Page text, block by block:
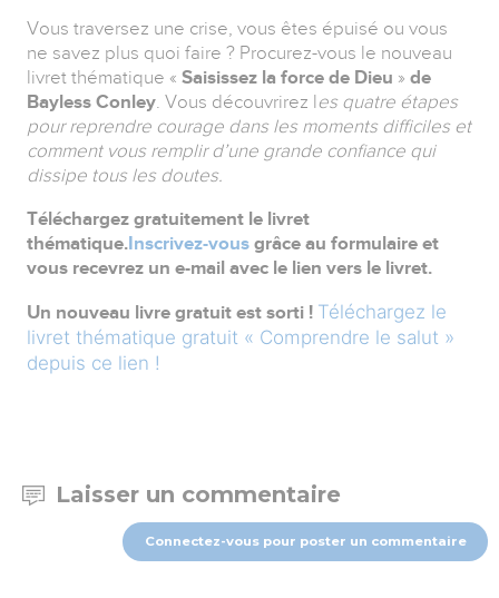
Vous traversez une crise, vous êtes épuisé ou vous
ne savez plus quoi faire ? Procurez-vous le nouveau
livret thématique « Saisissez la force de Dieu » de
Bayless Conley. Vous découvrirez l es quatre étapes
pour reprendre courage dans les moments difficiles et
comment vous remplir d’une grande confiance qui
dissipe tous les doutes.
Téléchargez gratuitement le livret
thématique. Inscrivez-vous grâce au formulaire et
vous recevrez un e-mail avec le lien vers le livret.
Un nouveau livre gratuit est sorti ! Téléchargez le
livret thématique gratuit « Comprendre le salut »
depuis ce lien !
Laisser un commentaire
Connectez-vous pour poster un commentaire